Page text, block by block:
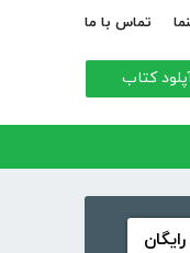
تماس با ما
کتاب